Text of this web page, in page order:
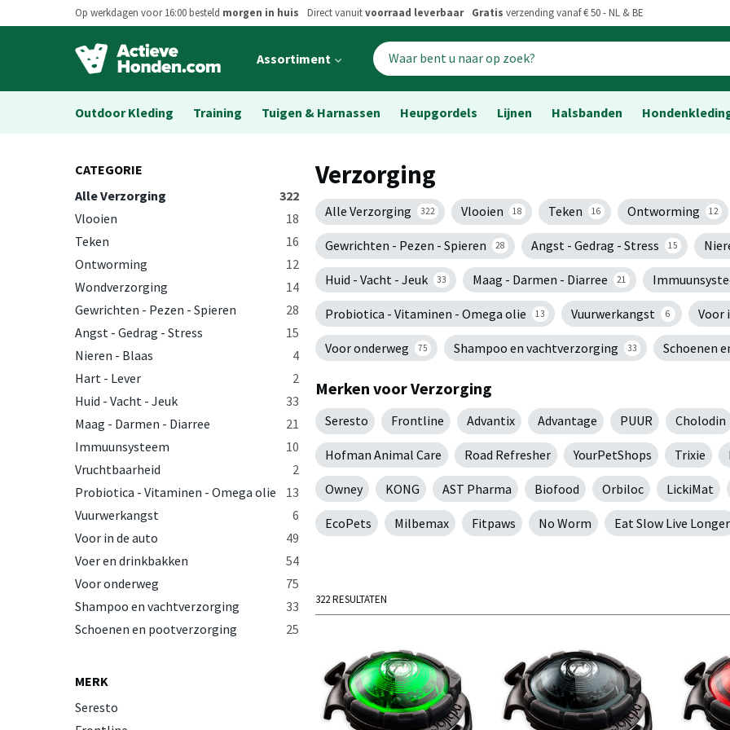
Op werkdagen voor 16:00 besteld morgen in huis Direct vanuitvoorraad leverbaar Gratis verzending vanaf € 50 - NL & BE
Open
menu
Assortiment
Outdoor Kleding Training Tuigen & Harnassen Heupgordels Lijnen Halsbanden
CATEGORIE
Alle Verzorging
322
Vlooien
18
Teken
16
Ontworming
12
Wondverzorging
14
Gewrichten - Pezen - Spieren
28
Angst - Gedrag - Stress
15
Nieren - Blaas
4
Hart - Lever
2
Huid - Vacht - Jeuk
33
Maag - Darmen - Diarree
21
Immuunsysteem
10
Vruchtbaarheid
2
Probiotica - Vitaminen - Omega olie
13
Vuurwerkangst
6
Voor in de auto
49
Voer en drinkbakken
54
Voor onderweg
75
Shampoo en vachtverzorging
33
Schoenen en pootverzorging
25
MERK
Seresto
Verzorging
Alle Verzorging 322 Vlooien 18 Teken 16 Ontworming 12
Gewrichten - Pezen - Spieren 28 Angst - Gedrag - Stress 15
Huid - Vacht - Jeuk 33 Maag - Darmen - Diarree 21
Probiotica - Vitaminen - Omega olie 13 Vuurwerkangst 6 Voor
Voor onderweg 75 Shampoo en vachtverzorging 33 Schoenen
Merken voor Verzorging
Seresto Frontline Advantix Advantage PUUR Cholodin
Hofman Animal Care Road Refresher YourPetShops Trixie
Owney KONG AST Pharma Biofood Orbiloc LickiMat
EcoPets Milbemax Fitpaws No Worm Eat Slow Live Longer
322 RESULTATEN